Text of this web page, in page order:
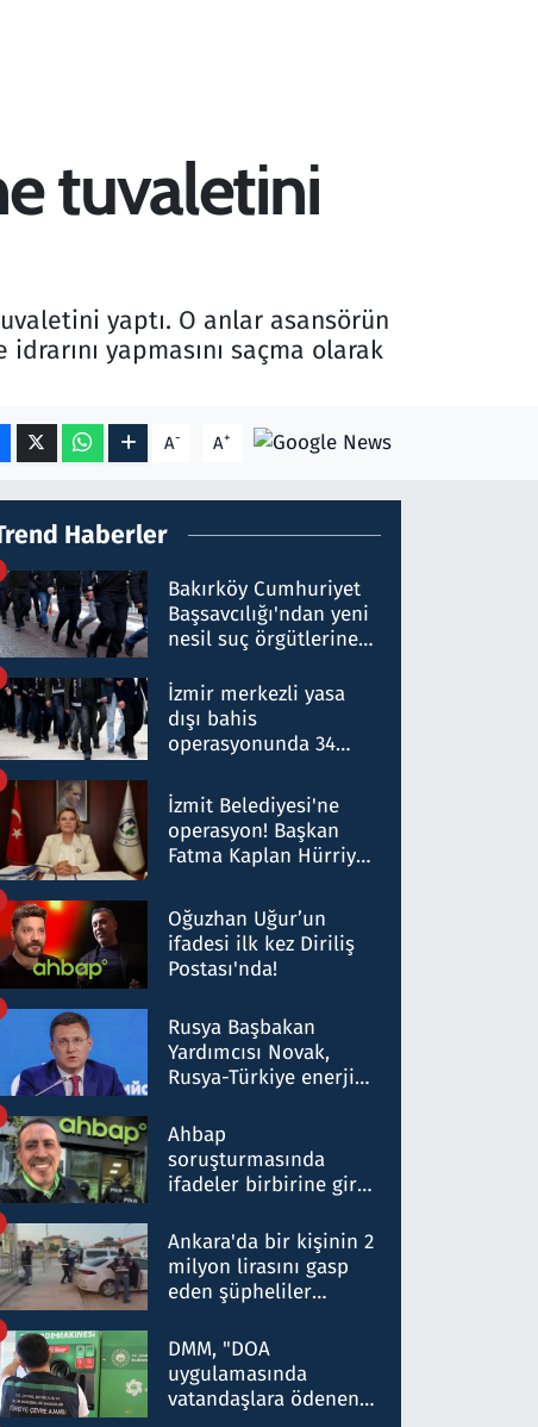
tuvaletini
yaptı. O anlar asansörün
yapmasını saçma olarak
A- A+
Haberler
Bakırköy Cumhuriyet
Başsavcılığı'ndan yeni
nesil suç örgütlerine
hakkında gözaltı kararı
İzmir merkezli yasa
dışı bahis
operasyonunda 34
Milyar liralık para
trafiği tespit edildi
İzmit Belediyesi'ne
operasyon! Başkan
Fatma Kaplan Hürriyet
Oğuzhan Uğur’un
ifadesi ilk kez Diriliş
Postası'nda!
Rusya Başbakan
Yardımcısı Novak,
Rusya-Türkiye enerji
nitelikte olduğunu
belirtti
Ahbap
soruşturmasında
ifadeler birbirine girdi:
ifadelerinden ortaya
çıkan tablo şok etti
Ankara'da bir kişinin 2
milyon lirasını gasp
eden şüpheliler
DMM, "DOA
uygulamasında
vatandaşlara ödenen